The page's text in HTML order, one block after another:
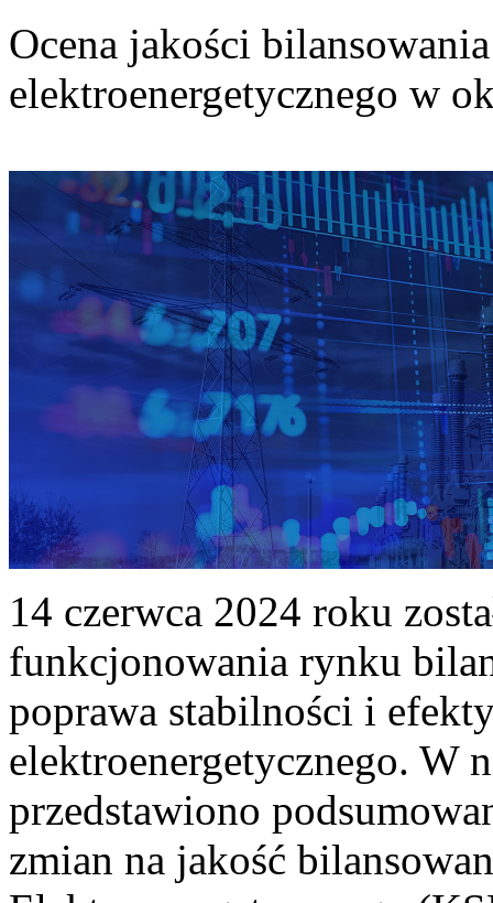
Ocena jakości
elektroenergetycznego w
14 czerwca 2024 roku
funkcjonowania rynku
poprawa stabilności i
elektroenergetycznego. W
przedstawiono
zmian na jakość